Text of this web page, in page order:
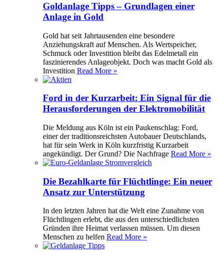
Goldanlage Tipps – Grundlagen einer
Anlage in Gold
Gold hat seit Jahrtausenden eine besondere
Anziehungskraft auf Menschen. Als Wertspeicher,
Schmuck oder Investition bleibt das Edelmetall ein
faszinierendes Anlageobjekt. Doch was macht Gold als
Investition Read More »
Ford in der Kurzarbeit: Ein Signal für die
Herausforderungen der Elektromobilität
Die Meldung aus Köln ist ein Paukenschlag: Ford,
einer der traditionsreichsten Autobauer Deutschlands,
hat für sein Werk in Köln kurzfristig Kurzarbeit
angekündigt. Der Grund? Die Nachfrage Read More »
Die Bezahlkarte für Flüchtlinge: Ein neuer
Ansatz zur Unterstützung
In den letzten Jahren hat die Welt eine Zunahme von
Flüchtlingen erlebt, die aus den unterschiedlichsten
Gründen ihre Heimat verlassen müssen. Um diesen
Menschen zu helfen Read More »